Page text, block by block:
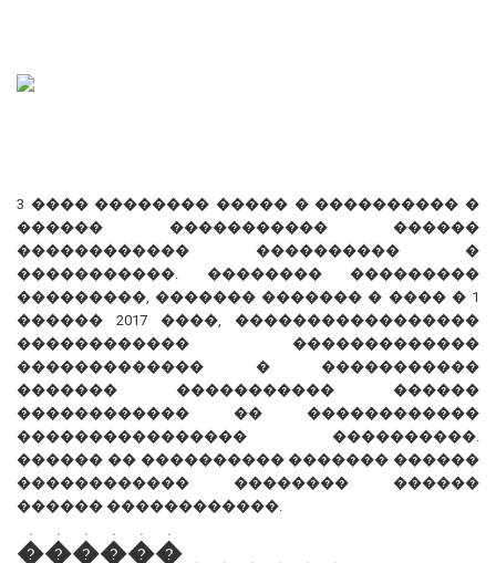
3 ���� �������� ����� � ���������� �
������ ����������� ������
������������ ���������� �
�����������. �������� ���������
���������, ������� ������� � ���� � 1
������ 2017 ����, �����������������
������������ �������������
������������� � �����������
������� ����������� ������
������������ �� ������������
���������������� ����������.
������ �� ���������� ������� ������
������������ �������� ������
������ ������������.
������